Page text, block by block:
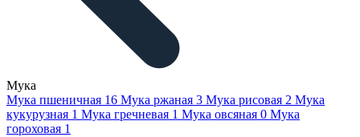
Мука
Мука пшеничная 16 Мука ржаная 3 Мука рисовая 2 Мука
кукурузная 1 Мука гречневая 1 Мука овсяная 0 Мука
гороховая 1